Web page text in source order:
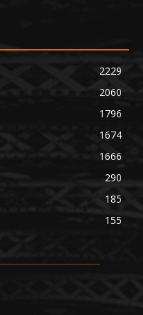
2229
2060
1796
1674
1666
290
185
155